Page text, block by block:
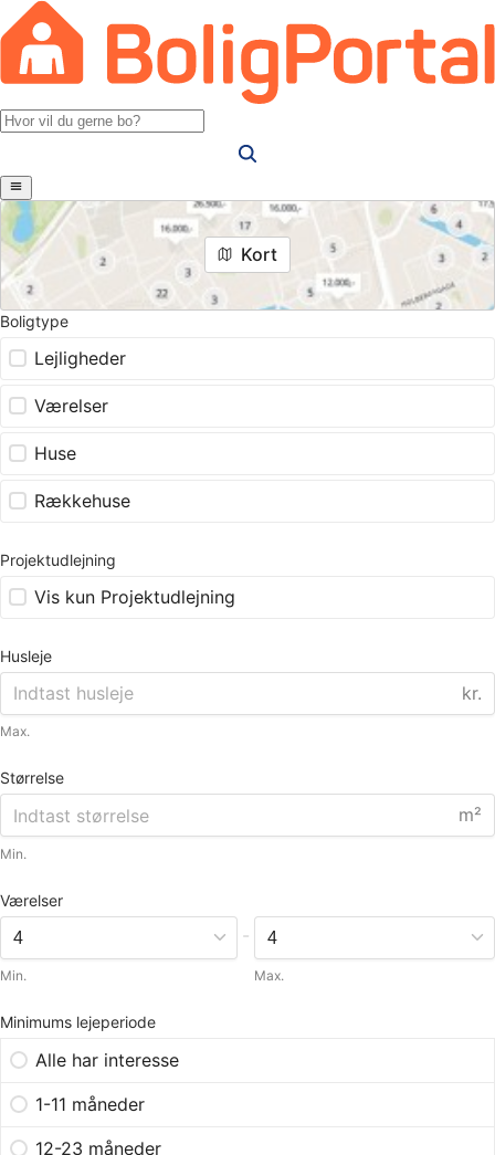
Kort
Boligtype
Lejligheder
Værelser
Huse
Rækkehuse
Projektudlejning
Vis kun Projektudlejning
Husleje
kr.
Max.
Størrelse
m²
Min.
Værelser
Min.
-
Max.
Minimums lejeperiode
Alle har interesse
1-11 måneder
12-23 måneder